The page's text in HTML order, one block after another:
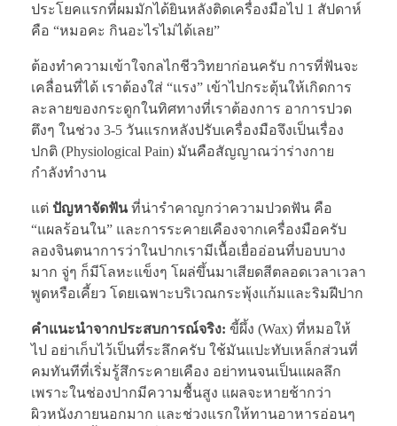
ประโยคแรกที่ผมมักได้ยินหลังติดเครื่องมือไป 1 สัปดาห์
คือ “หมอคะ กินอะไรไม่ได้เลย”
ต้องทำความเข้าใจกลไกชีววิทยาก่อนครับ การที่ฟันจะ
เคลื่อนที่ได้ เราต้องใส่ “แรง” เข้าไปกระตุ้นให้เกิดการ
ละลายของกระดูกในทิศทางที่เราต้องการ อาการปวด
ตึงๆ ในช่วง 3-5 วันแรกหลังปรับเครื่องมือจึงเป็นเรื่อง
ปกติ (Physiological Pain) มันคือสัญญาณว่าร่างกาย
กำลังทำงาน
แต่ ปัญหาจัดฟันที่น่ารำคาญกว่าความปวดฟัน คือ
“แผลร้อนใน” และการระคายเคืองจากเครื่องมือครับ
ลองจินตนาการว่าในปากเรามีเนื้อเยื่ออ่อนที่บอบบาง
มาก จู่ๆ ก็มีโลหะแข็งๆ โผล่ขึ้นมาเสียดสีตลอดเวลาเวลา
พูดหรือเคี้ยว โดยเฉพาะบริเวณกระพุ้งแก้มและริมฝีปาก
คำแนะนำจากประสบการณ์จริง: ขี้ผึ้ง (Wax) ที่หมอให้
ไป อย่าเก็บไว้เป็นที่ระลึกครับ ใช้มันแปะทับเหล็กส่วนที่
คมทันทีที่เริ่มรู้สึกระคายเคือง อย่าทนจนเป็นแผลลึก
เพราะในช่องปากมีความชื้นสูง แผลจะหายช้ากว่า
ผิวหนังภายนอกมาก และช่วงแรกให้ทานอาหารอ่อนๆ